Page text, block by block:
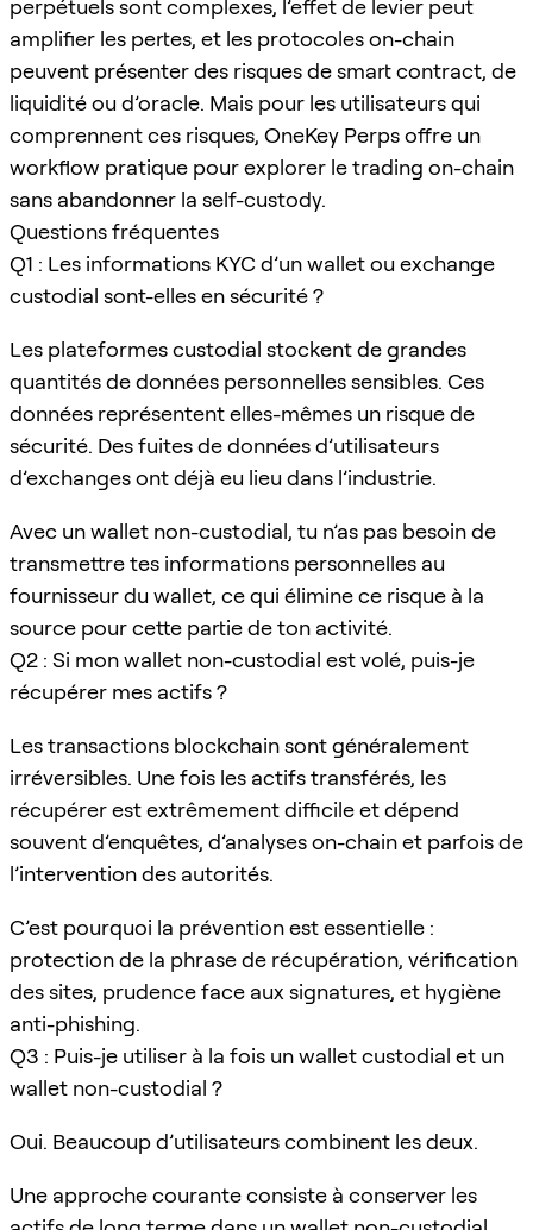
perpétuels sont complexes, l’effet de levier peut
amplifier les pertes, et les protocoles on-chain
peuvent présenter des risques de smart contract, de
liquidité ou d’oracle. Mais pour les utilisateurs qui
comprennent ces risques, OneKey Perps offre un
workflow pratique pour explorer le trading on-chain
sans abandonner la self-custody.
Questions fréquentes
Q1 : Les informations KYC d’un wallet ou exchange
custodial sont-elles en sécurité ?
Les plateformes custodial stockent de grandes
quantités de données personnelles sensibles. Ces
données représentent elles-mêmes un risque de
sécurité. Des fuites de données d’utilisateurs
d’exchanges ont déjà eu lieu dans l’industrie.
Avec un wallet non-custodial, tu n’as pas besoin de
transmettre tes informations personnelles au
fournisseur du wallet, ce qui élimine ce risque à la
source pour cette partie de ton activité.
Q2 : Si mon wallet non-custodial est volé, puis-je
récupérer mes actifs ?
Les transactions blockchain sont généralement
irréversibles. Une fois les actifs transférés, les
récupérer est extrêmement difficile et dépend
souvent d’enquêtes, d’analyses on-chain et parfois de
l’intervention des autorités.
C’est pourquoi la prévention est essentielle :
protection de la phrase de récupération, vérification
des sites, prudence face aux signatures, et hygiène
anti-phishing.
Q3 : Puis-je utiliser à la fois un wallet custodial et un
wallet non-custodial ?
Oui. Beaucoup d’utilisateurs combinent les deux.
Une approche courante consiste à conserver les